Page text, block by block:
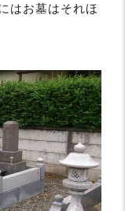
はお墓はそれほ